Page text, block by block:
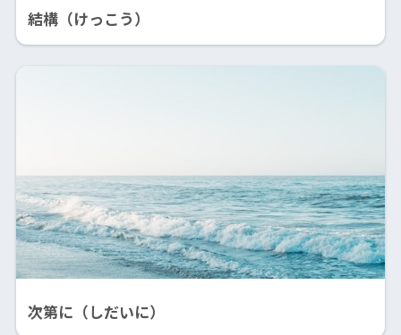
結構（けっこう）
次第に（しだいに）